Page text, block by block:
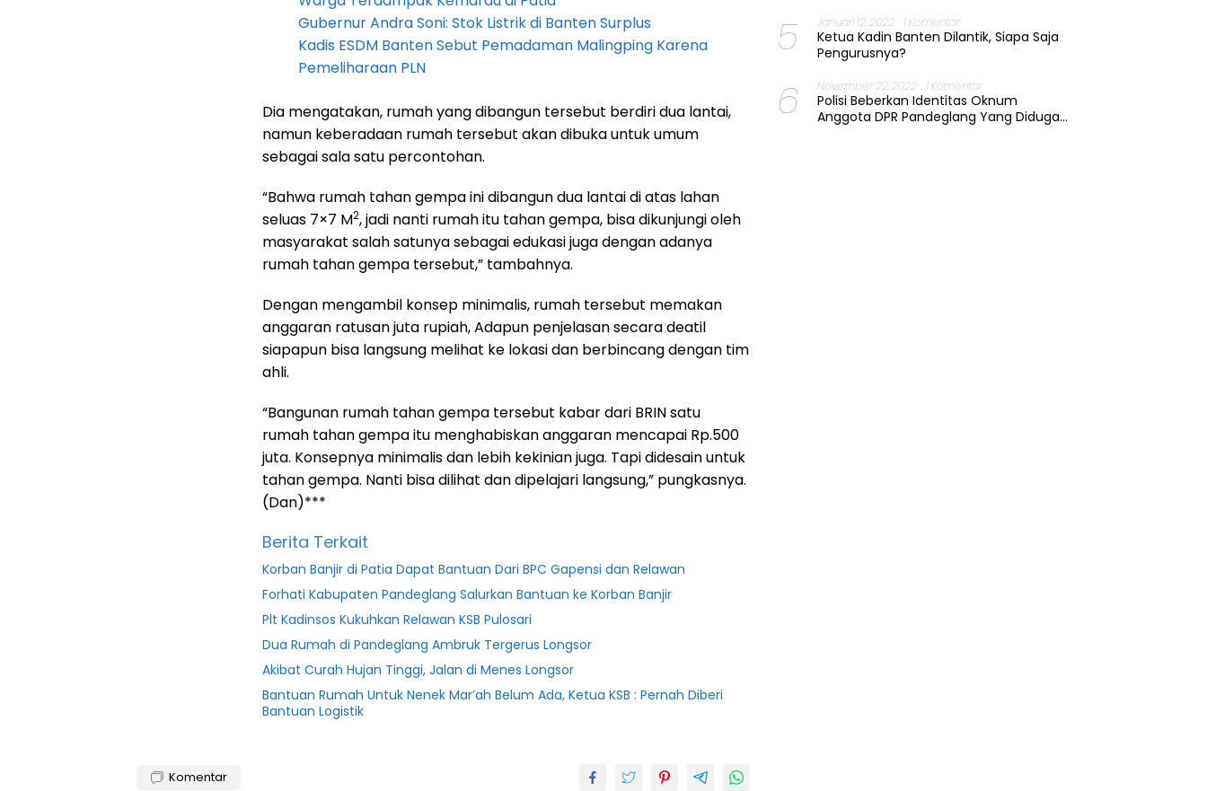
Gubernur Andra Soni: Stok Listrik di Banten Surplus
Kadis ESDM Banten Sebut Pemadaman Malingping Karena
Pemeliharaan PLN
Dia mengatakan, rumah yang dibangun tersebut berdiri dua lantai,
namun keberadaan rumah tersebut akan dibuka untuk umum
sebagai sala satu percontohan.
“Bahwa rumah tahan gempa ini dibangun dua lantai di atas lahan
seluas 7×7 M2, jadi nanti rumah itu tahan gempa, bisa dikunjungi oleh
masyarakat salah satunya sebagai edukasi juga dengan adanya
rumah tahan gempa tersebut,” tambahnya.
Dengan mengambil konsep minimalis, rumah tersebut memakan
anggaran ratusan juta rupiah, Adapun penjelasan secara deatil
siapapun bisa langsung melihat ke lokasi dan berbincang dengan tim
ahli.
“Bangunan rumah tahan gempa tersebut kabar dari BRIN satu
rumah tahan gempa itu menghabiskan anggaran mencapai Rp.500
juta. Konsepnya minimalis dan lebih kekinian juga. Tapi didesain untuk
tahan gempa. Nanti bisa dilihat dan dipelajari langsung,” pungkasnya.
(Dan)***
Berita Terkait
Korban Banjir di Patia Dapat Bantuan Dari BPC Gapensi dan Relawan
Forhati Kabupaten Pandeglang Salurkan Bantuan ke Korban Banjir
Plt Kadinsos Kukuhkan Relawan KSB Pulosari
Dua Rumah di Pandeglang Ambruk Tergerus Longsor
Akibat Curah Hujan Tinggi, Jalan di Menes Longsor
Bantuan Rumah Untuk Nenek Mar’ah Belum Ada, Ketua KSB : Pernah Diberi
Bantuan Logistik
Komentar
5 Januari 12, 2022 1 Komentar
Ketua Kadin Banten Dilantik, Siapa Saja
Pengurusnya?
6 November 22, 2022 1 Komentar
Polisi Beberkan Identitas Oknum
Anggota DPR Pandeglang Yang Diduga